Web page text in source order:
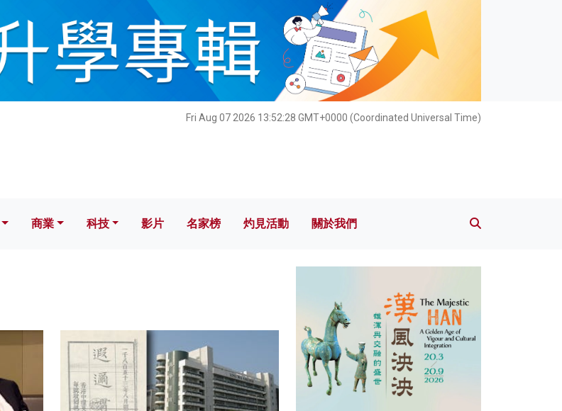
Fri Aug 07 2026 13:52:29 GMT+0000 (Coordinated Universal Time)
科技 影片 名家榜 灼見活動 關於我們
商業 科技 影片 名家榜 灼見活動 關於我們